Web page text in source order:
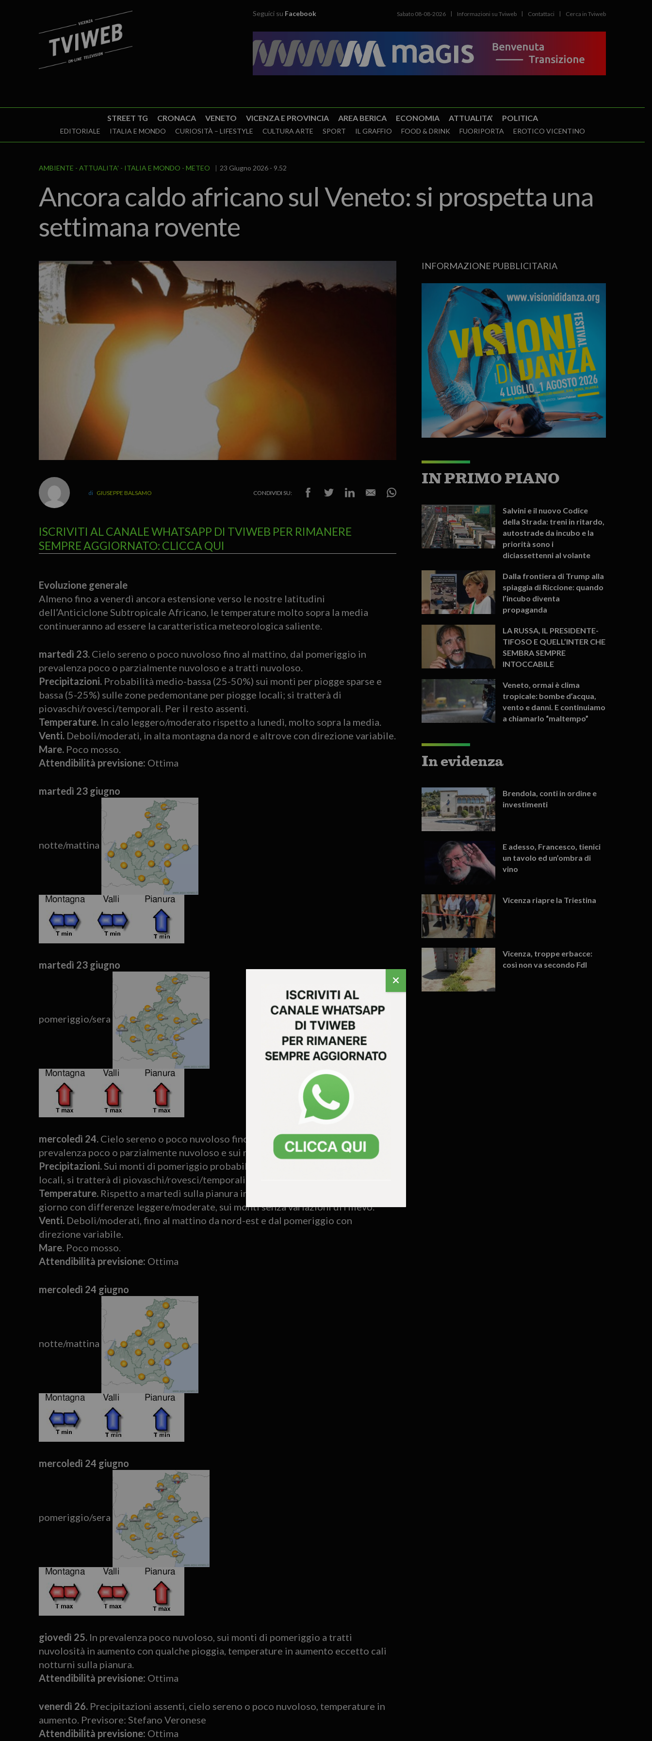
Seguici su Facebook Sabato 08-08-2026 Informazioni su Tviweb Contattaci Cerca in Tviweb
STREET TG CRONACA VENETO VICENZA E PROVINCIA AREA BERICA ECONOMIA ATTUALITA’ POLITICA
EDITORIALE ITALIA E MONDO CURIOSITÀ – LIFESTYLE CULTURA ARTE SPORT IL GRAFFIO FOOD & DRINK FUORIPORTA EROTICO VICENTINO
AMBIENTE ATTUALITA' ITALIA E MONDO METEO 23 Giugno 2026 - 9.52
Ancora caldo africano sul Veneto: si prospetta una
settimana rovente
GIUSEPPE BALSAMO CONDIVIDI SU:
ISCRIVITI AL CANALE WHATSAPP DI TVIWEB PER RIMANERE
SEMPRE AGGIORNATO: CLICCA QUI
Evoluzione generale
Almeno fino a venerdì ancora estensione verso le nostre latitudini
dell’Anticiclone Subtropicale Africano, le temperature molto sopra la media
continueranno ad essere la caratteristica meteorologica saliente.
martedì 23.Cielo sereno o poco nuvoloso fino al mattino, dal pomeriggio in
prevalenza poco o parzialmente nuvoloso e a tratti nuvoloso.
Precipitazioni.Probabilità medio-bassa (25-50%) sui monti per piogge sparse e
bassa (5-25%) sulle zone pedemontane per piogge locali; si tratterà di
piovaschi/rovesci/temporali. Per il resto assenti.
Temperature.In calo leggero/moderato rispetto a lunedì, molto sopra la media.
Venti.Deboli/moderati, in alta montagna da nord e altrove con direzione variabile.
Mare.Poco mosso.
Attendibilità previsione: Ottima
martedì 23 giugno
notte/mattina
martedì 23 giugno
pomeriggio/sera
mercoledì 24.Cielo sereno o poco nuvoloso fino al mattino, dal pomeriggio in
prevalenza poco o parzialmente nuvoloso e sui monti a tratti nuvoloso.
Precipitazioni.Sui monti di pomeriggio probabilità bassa (5-25%) per piogge
locali, si tratterà di piovaschi/rovesci/temporali. Per il resto assenti.
Temperature.Rispetto a martedì sulla pianura in aumento di notte e in calo di
giorno con differenze leggere/moderate, sui monti senza variazioni di rilievo.
Venti.Deboli/moderati, fino al mattino da nord-est e dal pomeriggio con
direzione variabile.
Mare.Poco mosso.
Attendibilità previsione: Ottima
mercoledì 24 giugno
notte/mattina
mercoledì 24 giugno
pomeriggio/sera
giovedì 25.In prevalenza poco nuvoloso, sui monti di pomeriggio a tratti
nuvolosità in aumento con qualche pioggia, temperature in aumento eccetto cali
notturni sulla pianura.
Attendibilità previsione: Ottima
venerdì 26.Precipitazioni assenti, cielo sereno o poco nuvoloso, temperature in
aumento. Previsore: Stefano Veronese
Attendibilità previsione: Ottima
INFORMAZIONE PUBBLICITARIA
IN PRIMO PIANO
Salvini e il nuovo Codice
della Strada: treni in ritardo,
autostrade da incubo e la
priorità sono i
diciassettenni al volante
Dalla frontiera di Trump alla
spiaggia di Riccione: quando
l’incubo diventa
propaganda
LA RUSSA, IL PRESIDENTE-
TIFOSO E QUELL’INTER CHE
SEMBRA SEMPRE
INTOCCABILE
Veneto, ormai è clima
tropicale: bombe d’acqua,
vento e danni. E continuiamo
a chiamarlo “maltempo”
In evidenza
Brendola, conti in ordine e
investimenti
E adesso, Francesco, tienici
un tavolo ed un’ombra di
vino
Vicenza riapre la Triestina
Vicenza, troppe erbacce:
così non va secondo FdI